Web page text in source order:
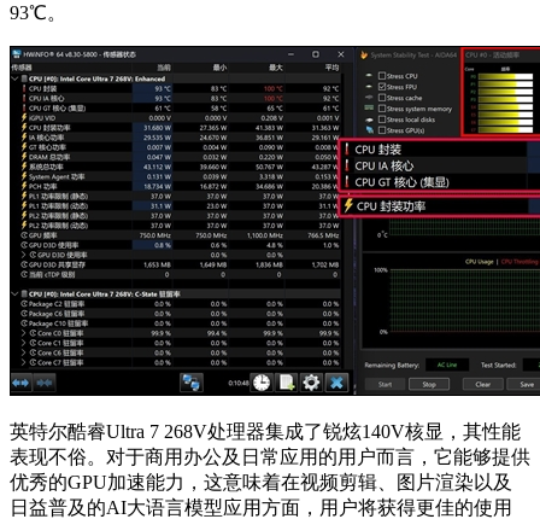
93℃。
英特尔酷睿Ultra 7 268V处理器集成了锐炫140V核显，其性能
表现不俗。对于商用办公及日常应用的用户而言，它能够提供
优秀的GPU加速能力，这意味着在视频剪辑、图片渲染以及
日益普及的AI大语言模型应用方面，用户将获得更佳的使用